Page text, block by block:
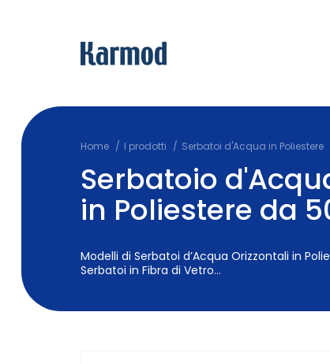
Home I prodotti Serbatoi d'Acqua in Poliestere
Serbatoio
in Poliestere da
Modelli di Serbatoi d’Acqua Orizzontali in
Serbatoi in Fibra di Vetro...